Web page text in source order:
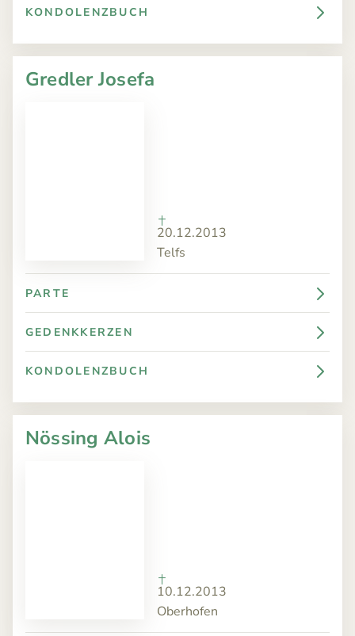
KONDOLENZBUCH
Gredler Josefa
20.12.2013
Telfs
PARTE
GEDENKKERZEN
KONDOLENZBUCH
Nössing Alois
10.12.2013
Oberhofen